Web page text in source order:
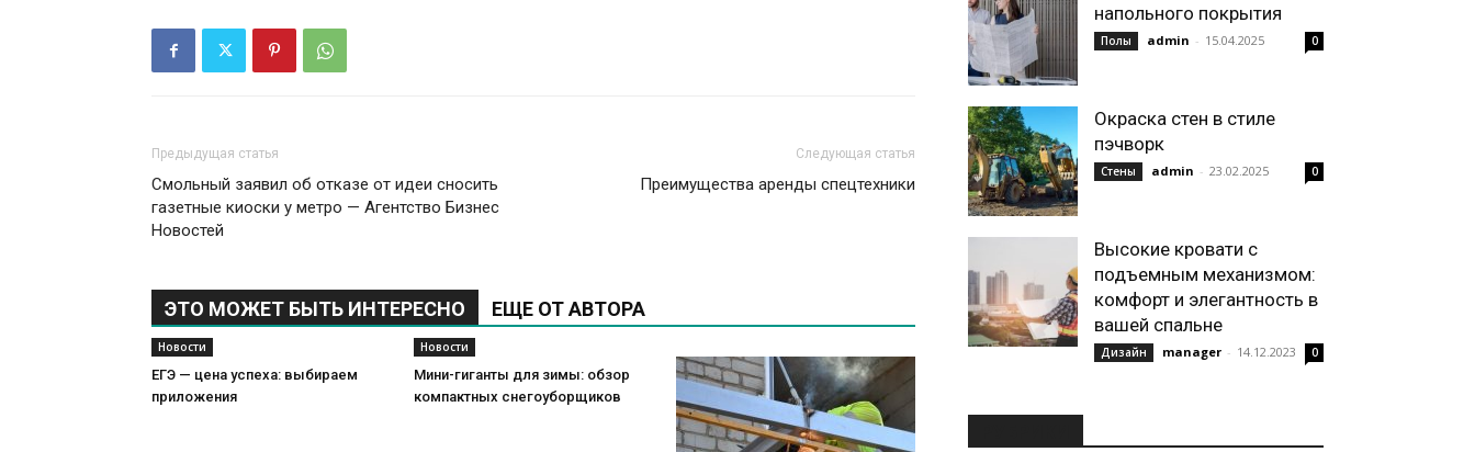
Предыдущая статья
Смольный заявил об отказе от идеи сносить
газетные киоски у метро — Агентство Бизнес
Новостей
Следующая статья
Преимущества аренды спецтехники
ЭТО МОЖЕТ БЫТЬ ИНТЕРЕСНО ЕЩЕ ОТ АВТОРА
Новости
ЕГЭ — цена успеха: выбираем
приложения
Новости
Мини-гиганты для зимы: обзор
компактных снегоуборщиков
напольного покрытия
Полы admin - 15.04.2025 0
Окраска стен в стиле
пэчворк
Стены admin - 23.02.2025 0
Высокие кровати с
подъемным механизмом:
комфорт и элегантность в
вашей спальне
Дизайн manager - 14.12.2023 0